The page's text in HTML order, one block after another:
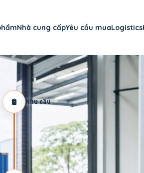
Nhà cung cấpYêu cầu muaLogistics
Nhu cầu